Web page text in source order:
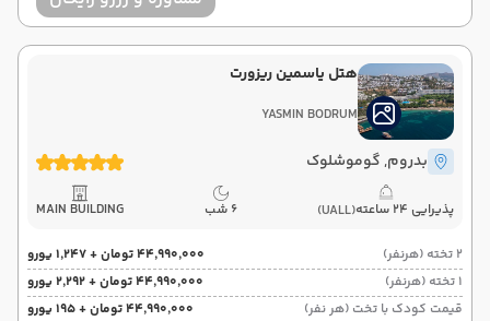
هتل یاسمین ریزورت
YASMIN BODRUM
بدروم, گوموشلوک
پذیرایی 24 ساعته (UALL) 6 شب MAIN BUILDING
2 تخته (هرنفر)
۴۴٬۹۹۰٬۰۰۰ تومان + ۱٬۲۴۷ یورو
1 تخته (هرنفر)
۴۴٬۹۹۰٬۰۰۰ تومان + ۲٬۲۹۲ یورو
قیمت کودک با تخت (هر نفر)
۴۴٬۹۹۰٬۰۰۰ تومان + ۱۹۵ یورو